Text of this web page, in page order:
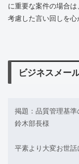
に重要な案件の場合
考慮した言い回しを心
ビジネスメー
掲題：品質管理基
鈴木部長様
平素より大変お世話